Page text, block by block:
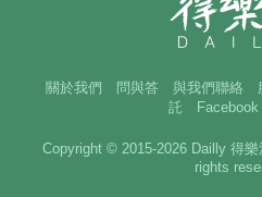
關於我們 問與答 與我們聯絡
託
Copyright © 2015-2026 Dailly 得
rights